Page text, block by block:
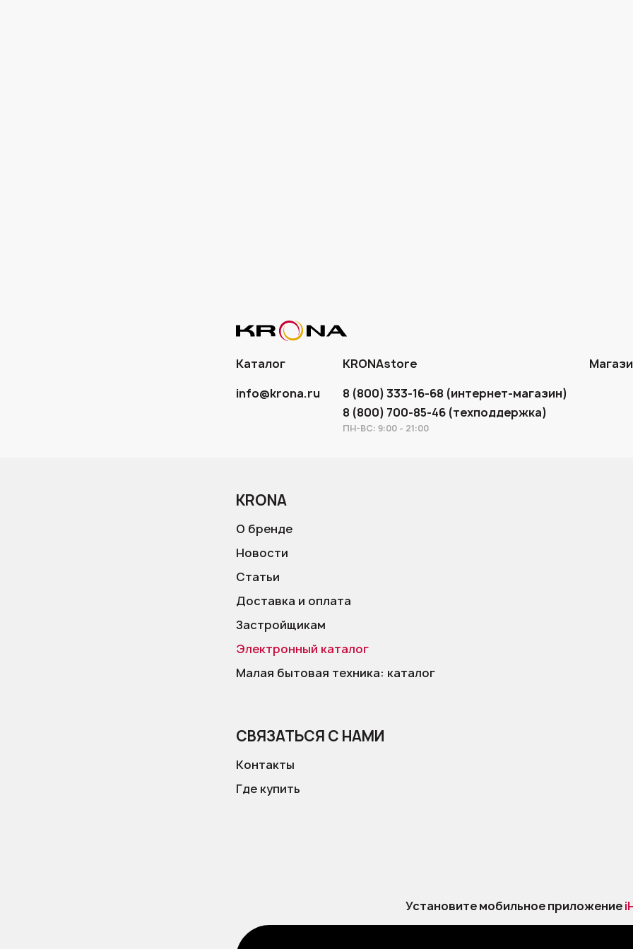
Каталог KRONAstore
info@krona.ru
8 (800) 333-16-68 (интернет-магазин)
8 (800) 700-85-46 (техподдержка)
ПН-ВС: 9:00 - 21:00
KRONA
О бренде
Новости
Статьи
Доставка и оплата
Застройщикам
Электронный каталог
Малая бытовая техника: каталог
СВЯЗАТЬСЯ С НАМИ
Контакты
Где купить
Установите мобильное приложение